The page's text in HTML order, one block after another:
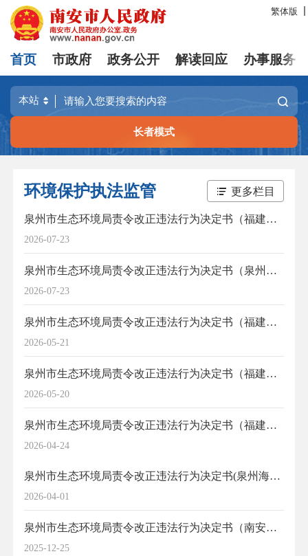
繁体版
首页 市政府 政务公开 解读回应 办事服务
长者模式
环境保护执法监管 更多栏目
2026-07-23
泉州市生态环境局责令改正违法行为决定书（福建省南安市永利源综合食品有限公司）
2026-07-23
泉州市生态环境局责令改正违法行为决定书（泉州市海中鲜食品有限公司、福建泉州达兴食品有限公司）
2026-05-21
泉州市生态环境局责令改正违法行为决定书（福建国信铝业有限公司）
2026-05-20
泉州市生态环境局责令改正违法行为决定书（福建铠彦有色金属回收利用有限公司）
2026-04-24
泉州市生态环境局责令改正违法行为决定书（福建省南安市吉兴陶瓷有限公司）
2026-04-01
泉州市生态环境局责令改正违法行为决定书(泉州海聚鲜食品有限公司)
2025-12-25
泉州市生态环境局责令改正违法行为决定书（南安市德发肉牛养殖有限公司）